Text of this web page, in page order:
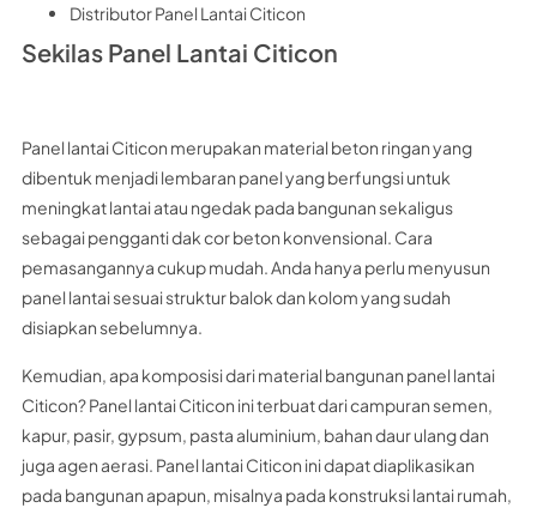
Distributor Panel Lantai Citicon
Sekilas Panel Lantai Citicon
Panel lantai Citicon merupakan material beton ringan yang
dibentuk menjadi lembaran panel yang berfungsi untuk
meningkat lantai atau ngedak pada bangunan sekaligus
sebagai pengganti dak cor beton konvensional. Cara
pemasangannya cukup mudah. Anda hanya perlu menyusun
panel lantai sesuai struktur balok dan kolom yang sudah
disiapkan sebelumnya.
Kemudian, apa komposisi dari material bangunan panel lantai
Citicon? Panel lantai Citicon ini terbuat dari campuran semen,
kapur, pasir, gypsum, pasta aluminium, bahan daur ulang dan
juga agen aerasi. Panel lantai Citicon ini dapat diaplikasikan
pada bangunan apapun, misalnya pada konstruksi lantai rumah,